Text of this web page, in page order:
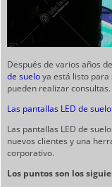
Después de varios años
de sueloya está listo
pueden realizar consultas.
Las pantallas LED de
Las pantallas LED de
nuevos clientes y una
corporativo.
Los puntos son los